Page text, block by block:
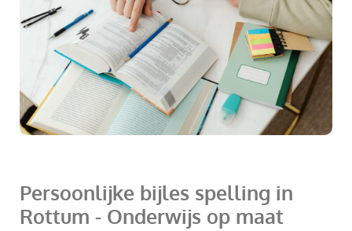
Persoonlijke bijles spelling in
Rottum - Onderwijs op maat